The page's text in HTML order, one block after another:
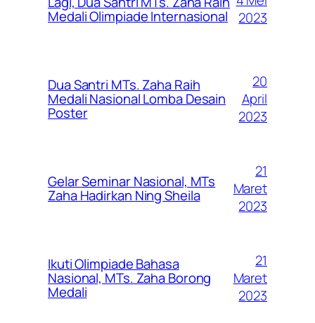
Medali Olimpiade Internasional
2023
Dua Santri MTs. Zaha Raih
Medali Nasional Lomba Desain
Poster
20
April
2023
Gelar Seminar Nasional, MTs
Zaha Hadirkan Ning Sheila
21
Maret
2023
Ikuti Olimpiade Bahasa
Nasional, MTs. Zaha Borong
Medali
21
Maret
2023